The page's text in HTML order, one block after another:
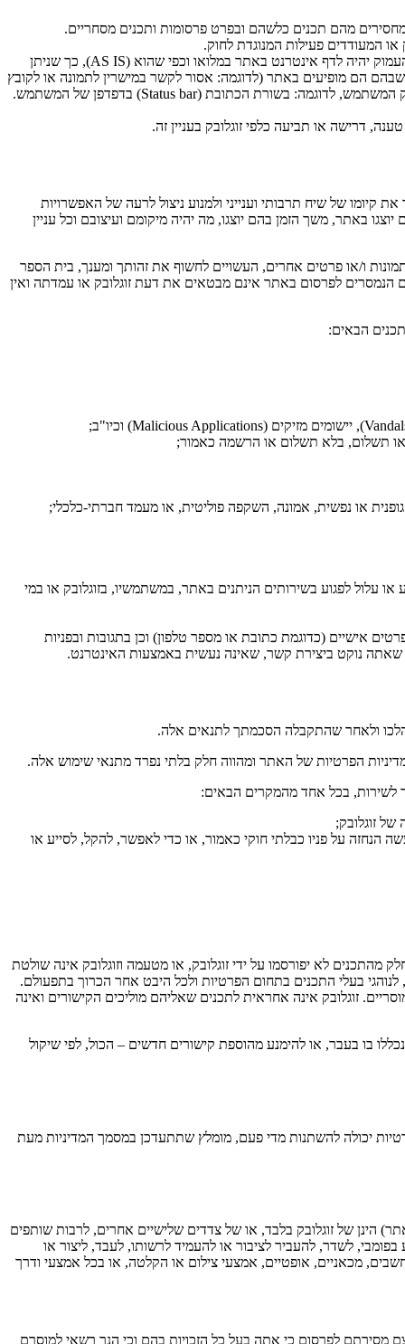
מהם תכנים כלשהם ובפרט פרסומות ותכנים מסחריים.
המעודדים פעילות המנוגדת לחוק.
אין לקשר לתכנים מהאתר, שאינם דף הבית של האתר ("קישור עמוק") ואין להציג, או לפרסם תכנים כאמור בכל דרך אחרת, אלא אם הקישור העמוק יהיה לדף אינטרנט באתר במלואו וכפי שהוא (AS IS), כך שניתן
הם מופיעים באתר (לדוגמה: אסור לקשר במישרין לתמונה או לקובץ
גרפי באתר, אלא לעמוד המלא שבו הם מופיעים). כמו כן על כתובתו המדויקת של דף האינטרנט באתר להופיע במקום הרגיל המיועד לכך בממשק המשתמש, לדוגמה: בשורת הכתובת (Status bar) בדפדפן של המשתמש.
דרישה או תביעה כלפי זוגלובק בעניין זה.
של שיח תרבותי וענייני ולמנוע ניצול לרעה של האפשרויות
באתר, משך הזמן בהם יוצגו, מה יהיה מיקומם ועיצובם וכל עניין
להקפיד שלא לפרסם באתר כל תוכן, לרבות תמונות ו/או פרטים אחרים, העשויים לחשוף את זהותך ומענך, בית הספר
הנמסרים לפרסום באתר אינם מבטאים את דעת זוגלובק או עמדתה ואין
הבאים:
תשלום, בלא תשלום או הרשמה כאמור;
או נפשית, אמונה, השקפה פוליטית, או מעמד חברתי-כלכלי;
לפגוע בשירותים הניתנים באתר, במשתמשיו, בזוגלובק או במי
אישיים (כדוגמת כתובת או מספר טלפון) וכן בתגובות ובפניות
שאתה נוקט ביצירת קשר, שאינה נעשית באמצעות האינטרנט.
ולאחר שהתקבלה הסכמתך לתנאים אלה.
הפרטיות של האתר ומהווה חלק בלתי נפרד מתנאי שימוש אלה.
לשירות, בכל אחד מהמקרים הבאים:
זוגלובק;
הנחזה על פניו כבלתי חוקי כאמור, או כדי לאפשר, להקל, לסייע או
לא יפורסמו על ידי זוגלובק, או מטעמה וזוגלובק אינה שולטת
בעלי התכנים בתחום הפרטיות ולכל היבט אחר הכרוך בתפעולם.
זוגלובק אינה אחראית לתכנים שאליהם מוליכים הקישורים ואינה
בו בעבר, או להימנע מהוספת קישורים חדשים – הכול, לפי שיקול
יכולה להשתנות מדי פעם, מומלץ שתתעדכן במסמך המדיניות מעת
הינן של זוגלובק בלבד, או של צדדים שלישיים אחרים, לרבות שותפים
לשדר, להעביר לציבור או להעמיד לרשותו, לעבד, ליצור או
מכאניים, אופטיים, אמצעי צילום או הקלטה, או בכל אמצעי ודרך
לפרסום כי אתה בעל כל הזכויות בהם וכי הנך רשאי למוסרם